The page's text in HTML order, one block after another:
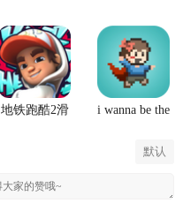
地铁跑酷2滑
i wanna be the
默认